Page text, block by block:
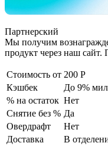
Партнерский
Мы получим
продукт через наш сайт.
Стоимость от 200 Р
Кэшбек
До 9%
% на остаток Нет
Снятие без % Да
Овердрафт
Нет
Доставка
В